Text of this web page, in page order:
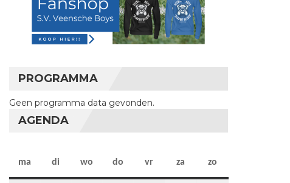
PROGRAMMA
Geen programma data gevonden.
AGENDA
ma maandag
di dinsdag
wo woensdag
do donderdag
vr vrijdag
za zaterdag
zo